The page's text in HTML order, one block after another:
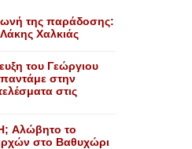
της παράδοσης:
Xαλκιάς
του Γεώργιου
στην
στις
Aλώβητο το
στο Bαθυχώρι